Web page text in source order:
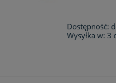
Dostępność:
Wysyłka w: 3